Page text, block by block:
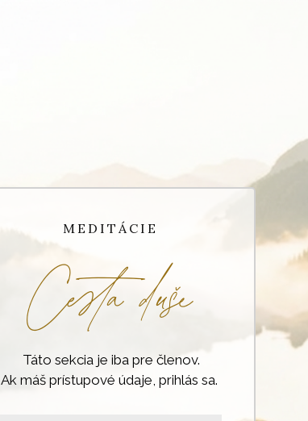
MEDITÁCIE
Cesta duše
Táto sekcia je iba pre členov.
Ak máš prístupové údaje, prihlás sa.